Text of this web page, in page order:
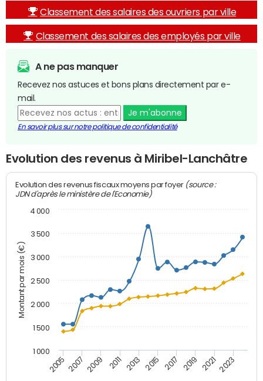
Classement des salaires des ouvriers par ville
Classement des salaires des employés par ville
A ne pas manquer
Recevez nos astuces et bons plans directement par e-
mail.
Je m'abonne
En savoir plus sur notre politique de confidentialité
Evolution des revenus à Miribel-Lanchâtre
Montant par mois (€)
Evolution des revenus fiscaux moyens par foyer (source :
JDN d'après le ministère de l'Economie)
2005 2007 2009 2011 2013 2015 2017 2019 2021 2023
1 000
1 500
2 000
2 500
3 000
3 500
4 000